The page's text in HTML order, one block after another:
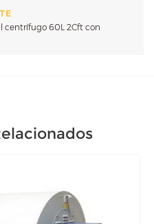
centrífugo 60L 2Cft con